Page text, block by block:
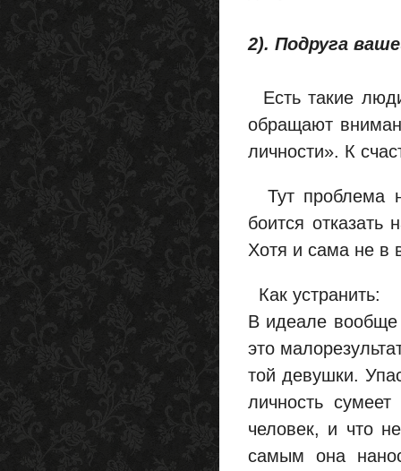
2). Подруга
Есть такие
обращают
личности». К
Тут проблема
боится отказать
Хотя и сама не в
Как устранить:
В идеале вообще
это
той девушки.
личность
человек, и что
самым она